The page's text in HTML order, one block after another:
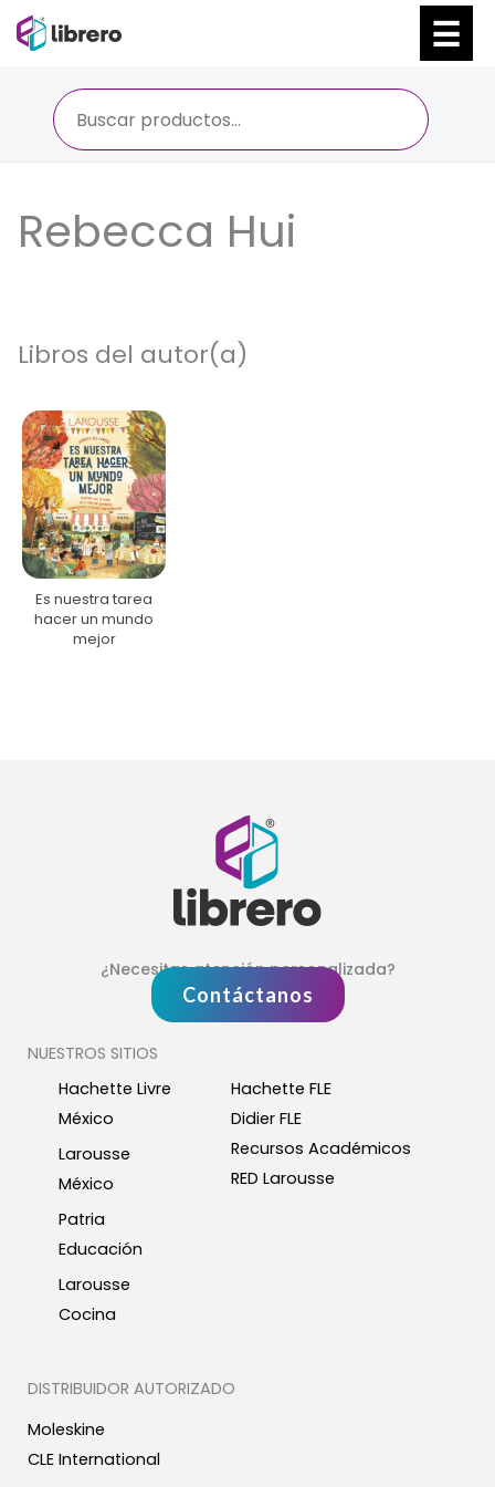
Rebecca Hui
Libros del autor(a)
Es nuestra tarea
hacer un mundo
mejor
¿Necesitas atención personalizada?
Contáctanos
NUESTROS SITIOS
Hachette Livre
México
Larousse
México
Patria
Educación
Larousse
Cocina
Hachette FLE
Didier FLE
Recursos Académicos
RED Larousse
DISTRIBUIDOR AUTORIZADO
Moleskine
CLE International